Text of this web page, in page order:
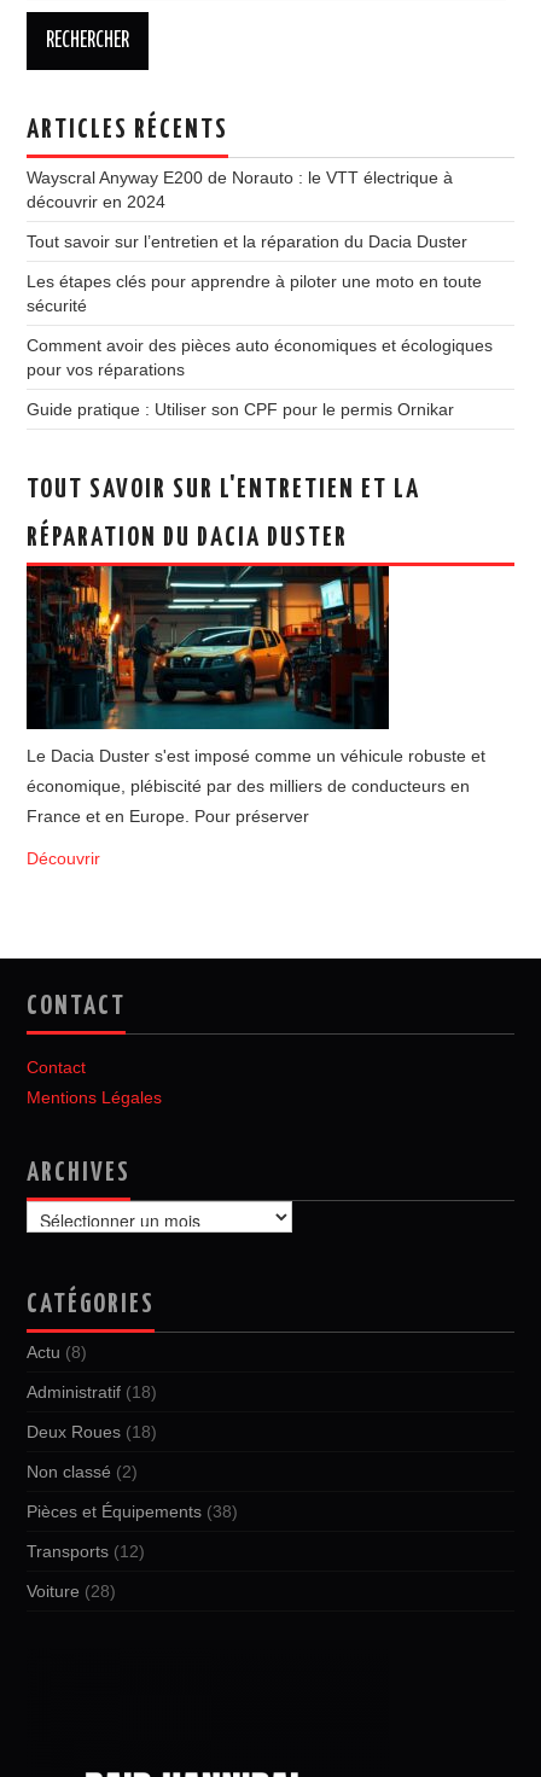
ARTICLES RÉCENTS
Wayscral Anyway E200 de Norauto : le VTT électrique à
découvrir en 2024
Tout savoir sur l’entretien et la réparation du Dacia Duster
Les étapes clés pour apprendre à piloter une moto en toute
sécurité
Comment avoir des pièces auto économiques et écologiques
pour vos réparations
Guide pratique : Utiliser son CPF pour le permis Ornikar
TOUT SAVOIR SUR L'ENTRETIEN ET LA
RÉPARATION DU DACIA DUSTER
Le Dacia Duster s'est imposé comme un véhicule robuste et
économique, plébiscité par des milliers de conducteurs en
France et en Europe. Pour préserver
Découvrir
CONTACT
Contact
Mentions Légales
ARCHIVES
Archives
CATÉGORIES
Actu (8)
Administratif (18)
Deux Roues (18)
Non classé (2)
Pièces et Équipements (38)
Transports (12)
Voiture (28)